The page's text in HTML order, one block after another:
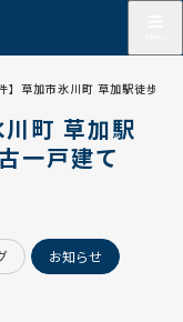
件】草加市氷川町 草加駅徒歩
川町 草加駅
一戸建て
お知らせ